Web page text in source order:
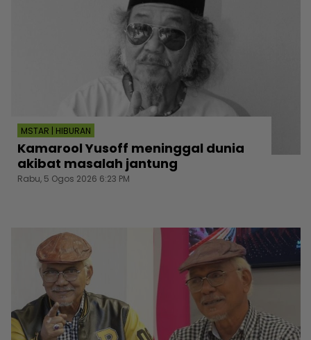
MSTAR | HIBURAN
Kamarool Yusoff meninggal dunia
akibat masalah jantung
Rabu, 5 Ogos 2026 6:23 PM